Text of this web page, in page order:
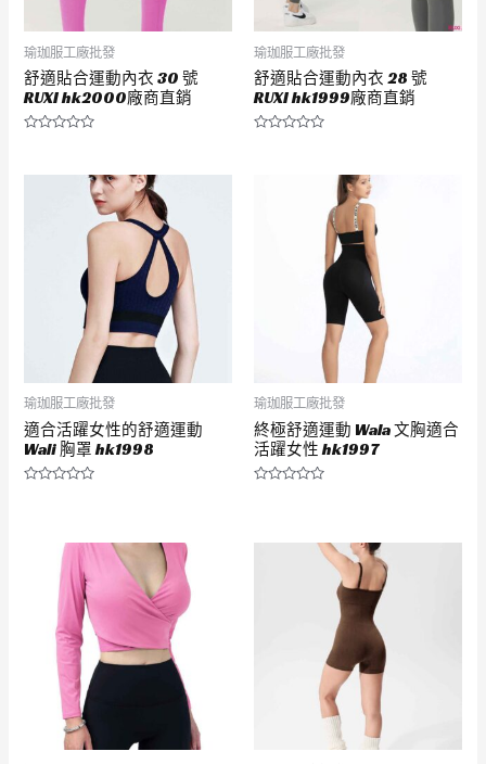
瑜珈服工廠批發
舒適貼合運動內衣 30 號
RUXI hk2000廠商直銷
瑜珈服工廠批發
舒適貼合運動內衣 28 號
RUXI hk1999廠商直銷
瑜珈服工廠批發
適合活躍女性的舒適運動
Wali 胸罩 hk1998
瑜珈服工廠批發
終極舒適運動 Wala 文胸適合
活躍女性 hk1997
分